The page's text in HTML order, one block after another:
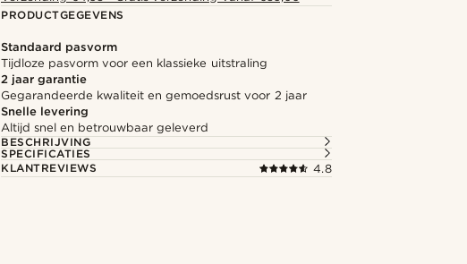
PRODUCTGEGEVENS
Standaard pasvorm
Tijdloze pasvorm voor een klassieke uitstraling
2 jaar garantie
Gegarandeerde kwaliteit en gemoedsrust voor 2 jaar
Snelle levering
Altijd snel en betrouwbaar geleverd
BESCHRIJVING
SPECIFICATIES
KLANTREVIEWS
4.8